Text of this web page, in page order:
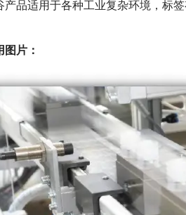
适用于各种工业复杂环境，标签
图片：